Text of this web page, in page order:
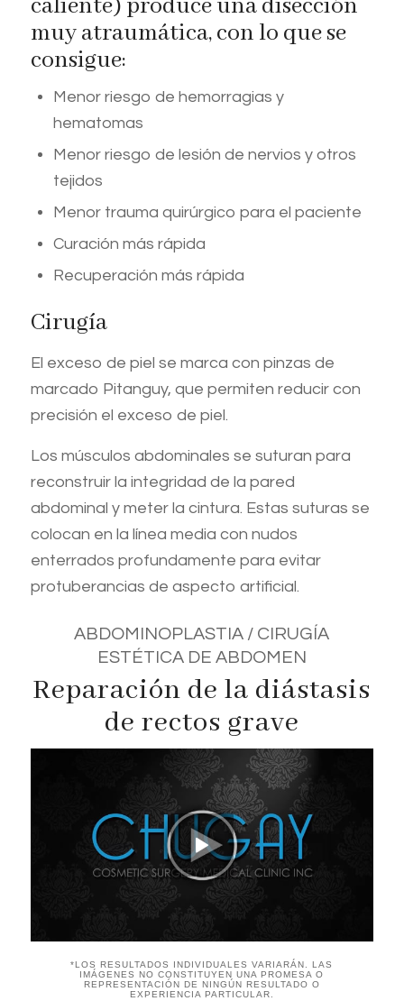
caliente) produce una disección
muy atraumática, con lo que se
consigue:
Menor riesgo de hemorragias y
hematomas
Menor riesgo de lesión de nervios y otros
tejidos
Menor trauma quirúrgico para el paciente
Curación más rápida
Recuperación más rápida
Cirugía
El exceso de piel se marca con pinzas de
marcado Pitanguy, que permiten reducir con
precisión el exceso de piel.
Los músculos abdominales se suturan para
reconstruir la integridad de la pared
abdominal y meter la cintura. Estas suturas se
colocan en la línea media con nudos
enterrados profundamente para evitar
protuberancias de aspecto artificial.
ABDOMINOPLASTIA / CIRUGÍA
ESTÉTICA DE ABDOMEN
Reparación de la diástasis
de rectos grave
*LOS RESULTADOS INDIVIDUALES VARIARÁN. LAS
IMÁGENES NO CONSTITUYEN UNA PROMESA O
REPRESENTACIÓN DE NINGÚN RESULTADO O
EXPERIENCIA PARTICULAR.